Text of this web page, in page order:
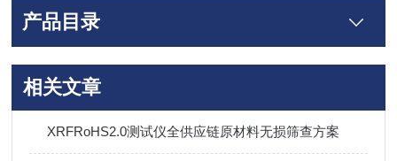
产品目录
相关文章
XRFRoHS2.0测试仪全供应链原材料无损筛查方案